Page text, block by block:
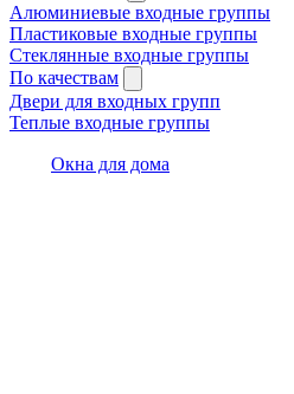
Алюминиевые входные группы
Пластиковые входные группы
Стеклянные входные группы
По качествам
Двери для входных групп
Теплые входные группы
Окна для дома